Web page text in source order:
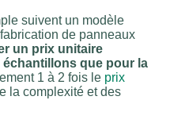
suivent un modèle
de panneaux
un prix unitaire
que pour la
1 à 2 fois le prix
la complexité et des